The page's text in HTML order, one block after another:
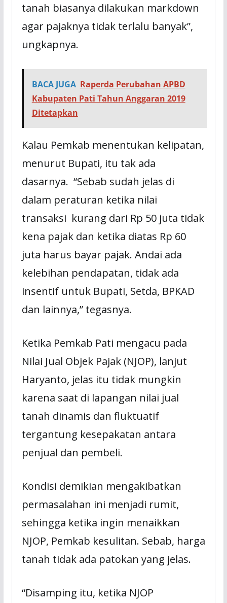
tanah biasanya dilakukan markdown
agar pajaknya tidak terlalu banyak”,
ungkapnya.
BACA JUGA Raperda Perubahan APBD
Kabupaten Pati Tahun Anggaran 2019
Ditetapkan
Kalau Pemkab menentukan kelipatan,
menurut Bupati, itu tak ada
dasarnya. “Sebab sudah jelas di
dalam peraturan ketika nilai
transaksi kurang dari Rp 50 juta tidak
kena pajak dan ketika diatas Rp 60
juta harus bayar pajak. Andai ada
kelebihan pendapatan, tidak ada
insentif untuk Bupati, Setda, BPKAD
dan lainnya,” tegasnya.
Ketika Pemkab Pati mengacu pada
Nilai Jual Objek Pajak (NJOP), lanjut
Haryanto, jelas itu tidak mungkin
karena saat di lapangan nilai jual
tanah dinamis dan fluktuatif
tergantung kesepakatan antara
penjual dan pembeli.
Kondisi demikian mengakibatkan
permasalahan ini menjadi rumit,
sehingga ketika ingin menaikkan
NJOP, Pemkab kesulitan. Sebab, harga
tanah tidak ada patokan yang jelas.
“Disamping itu, ketika NJOP